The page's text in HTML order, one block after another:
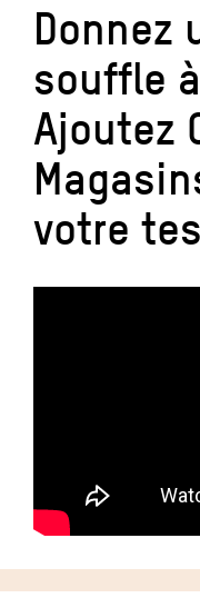
Donnez
souffle
Ajoutez
votre